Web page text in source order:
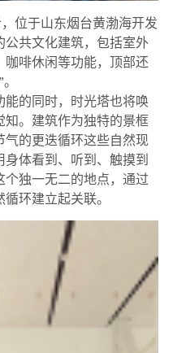
位于山东烟台黄渤海开发
公共文化建筑，包括室外
啡休闲等功能，顶部还
的同时，时光塔也将唤
。建筑作为独特的景框
的更迭循环这些自然现
体看到、听到、触摸到
独一无二的地点，通过
环建立起关联。